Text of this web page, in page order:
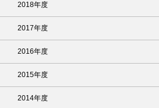
2018年度
2017年度
2016年度
2015年度
2014年度